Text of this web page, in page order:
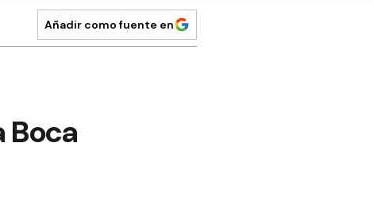
Añadir como fuente en
Boca